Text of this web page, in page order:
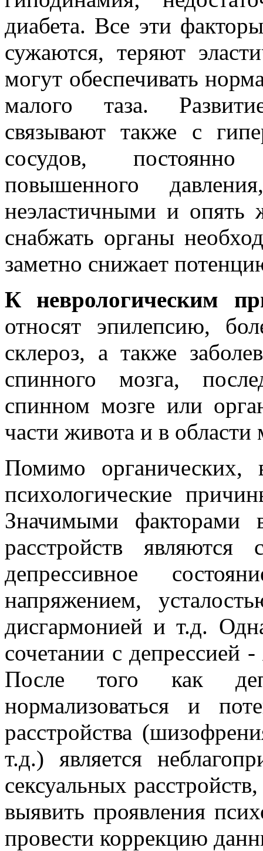
диабета. Все эти
сужаются, теряют
могут обеспечивать
малого таза.
связывают также с
сосудов, постоянно
повышенного
неэластичными и опять
снабжать органы
заметно снижает
К неврологическим
относят эпилепсию,
склероз, а также
спинного мозга,
спинном мозге или
части живота и в области
Помимо
психологические
Значимыми факторами
расстройств являются
депрессивное
напряжением,
дисгармонией и т.д.
сочетании с депрессией
После того как
нормализоваться и
расстройства
т.д.) является
сексуальных
выявить проявления
провести коррекцию